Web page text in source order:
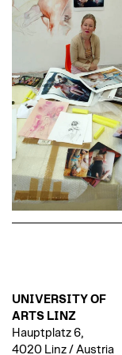
UNIVERSITY OF
ARTS LINZ
Hauptplatz 6,
4020 Linz / Austria